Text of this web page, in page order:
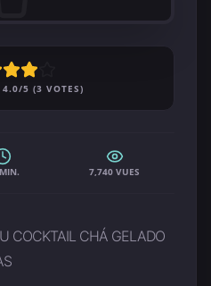
4.0/5 (3 VOTES)
7,740 VUES
COCKTAIL CHÁ GELADO